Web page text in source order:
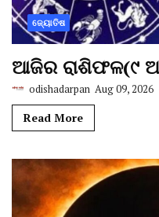
ଜ୍ୟୋତିଷ
ଆଜିର ରାଶିଫଳ(୯
odishadarpan Aug 09, 2026
Read More